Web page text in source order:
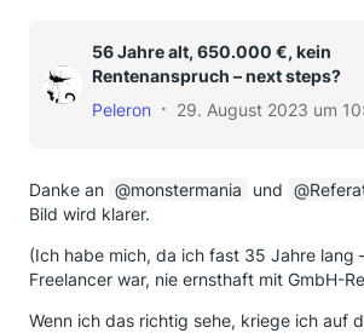
56 Jahre alt, 650.000 €, kein
Rentenanspruch – next steps?
Peleron
29. August 2023 um
Danke an monstermania und
Bild wird klarer.
(Ich habe mich, da ich fast 35 Jahre lang
Freelancer war, nie ernsthaft mit GmbH-
Wenn ich das richtig sehe, kriege ich auf